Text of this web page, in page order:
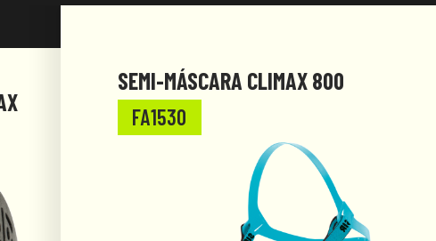
SEMI-MÁSCARA CLIMAX 800
FA1530